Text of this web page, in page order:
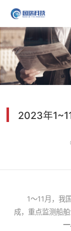
2023年
1～11月，我
成，重点监测船